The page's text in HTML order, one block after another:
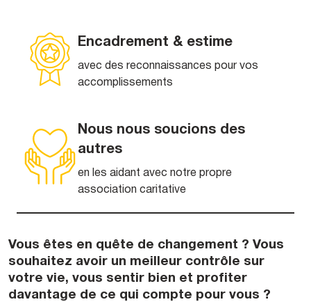
Encadrement & estime
avec des reconnaissances pour vos
accomplissements
Nous nous soucions des
autres
en les aidant avec notre propre
association caritative
Vous êtes en quête de changement ? Vous
souhaitez avoir un meilleur contrôle sur
votre vie, vous sentir bien et profiter
davantage de ce qui compte pour vous ?